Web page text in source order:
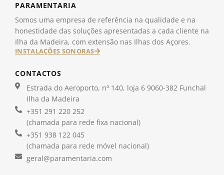
PARAMENTARIA
Somos uma empresa de referência na qualidade e na
honestidade das soluções apresentadas a cada cliente na
Ilha da Madeira, com extensão nas Ilhas dos Açores.
INSTALAÇÕES SONORAS
CONTACTOS
Estrada do Aeroporto, nº 140, loja 6 9060-382 Funchal
Ilha da Madeira
+351 291 220 252
(chamada para rede fixa nacional)
+351 938 122 045
(chamada para rede móvel nacional)
geral@paramentaria.com